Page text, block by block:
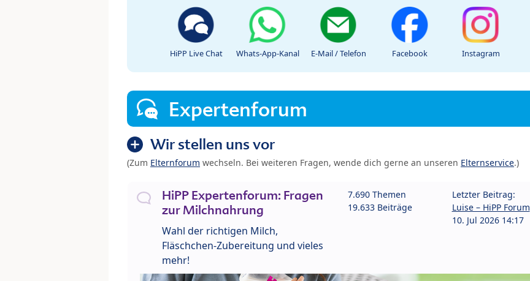
HiPP Live Chat Whats-App-Kanal E-Mail / Telefon Facebook Instagram
Expertenforum
Wir stellen uns vor
(Zum Elternforum wechseln. Bei weiteren Fragen, wende dich gerne an unseren Elternservice.)
HiPP Expertenforum: Fragen
zur Milchnahrung
Wahl der richtigen Milch,
Fläschchen-Zubereitung und vieles
mehr!
7.690 Themen
19.633 Beiträge
Letzter Beitrag:
Luise – HiPP Forum
10. Jul 2026 14:17